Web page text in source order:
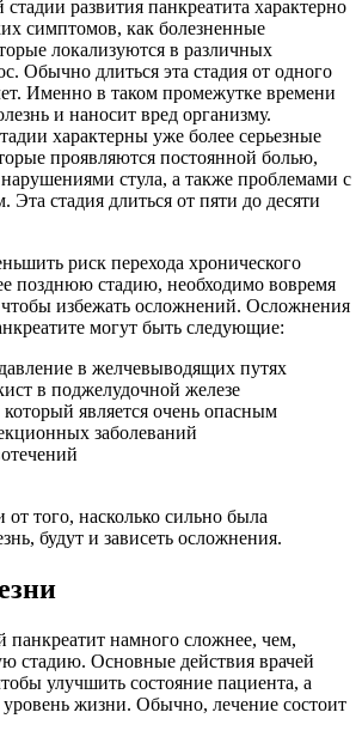
стадии развития панкреатита характерно
симптомов, как болезненные
локализуются в различных
Обычно длиться эта стадия от одного
Именно в таком промежутке времени
и наносит вред организму.
характерны уже более серьезные
проявляются постоянной болью,
стула, а также проблемами с
Эта стадия длиться от пяти до десяти
риск перехода хронического
позднюю стадию, необходимо вовремя
чтобы избежать осложнений. Осложнения
могут быть следующие:
в желчевыводящих путях
в поджелудочной железе
является очень опасным
заболеваний
от того, насколько сильно была
будут и зависеть осложнения.
панкреатит намного сложнее, чем,
стадию. Основные действия врачей
улучшить состояние пациента, а
жизни. Обычно, лечение состоит